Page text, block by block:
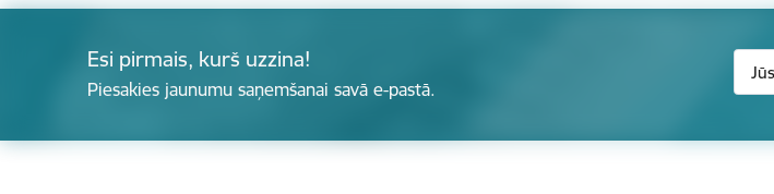
Esi pirmais, kurš uzzina!
Piesakies jaunumu saņemšanai savā e-pastā.